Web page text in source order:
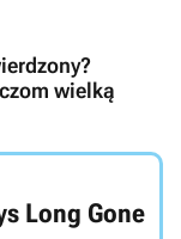
wielką
Long Gone